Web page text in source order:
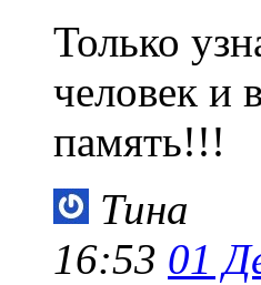
Только
человек и
память!!!
Тина
16:53 01